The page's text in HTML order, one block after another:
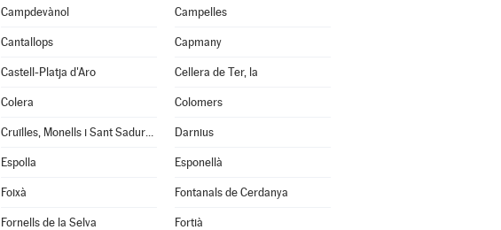
Campdevànol Campelles
Cantallops Capmany
Castell-Platja d'Aro Cellera de Ter, la
Colera Colomers
Cruïlles, Monells i Sant Sadurní de l'Heura Darnius
Espolla Esponellà
Foixà Fontanals de Cerdanya
Fornells de la Selva Fortià